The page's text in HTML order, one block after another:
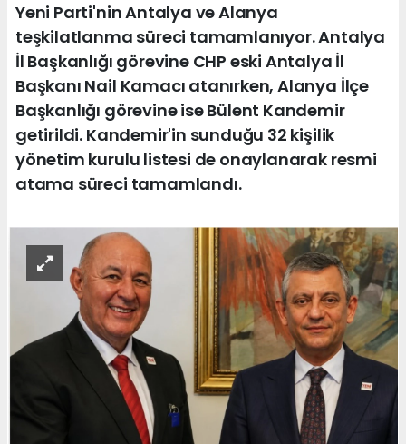
Yeni Parti'nin Antalya ve Alanya
teşkilatlanma süreci tamamlanıyor. Antalya
İl Başkanlığı görevine CHP eski Antalya İl
Başkanı Nail Kamacı atanırken, Alanya İlçe
Başkanlığı görevine ise Bülent Kandemir
getirildi. Kandemir'in sunduğu 32 kişilik
yönetim kurulu listesi de onaylanarak resmi
atama süreci tamamlandı.